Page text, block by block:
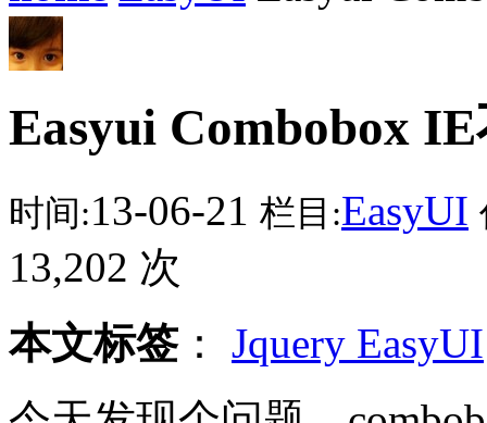
Easyui Combobox
时间:13-06-21 栏目:EasyUI
13,202 次
本文标签： Jquery EasyUI